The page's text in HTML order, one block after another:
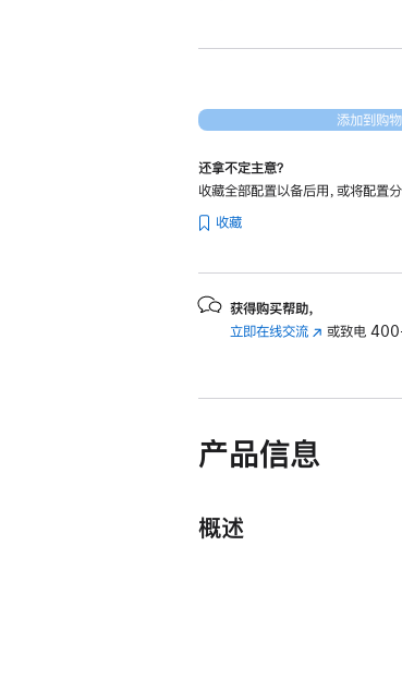
央
器
器)
银
添加到购
还拿不定主意？
收藏全部配置以备后用，或将配置分
收藏
获得购买帮助，
立即在线交流 (在
口
打
开)
或致电
产品信息
概述